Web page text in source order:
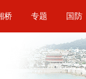
桥 专题 国防